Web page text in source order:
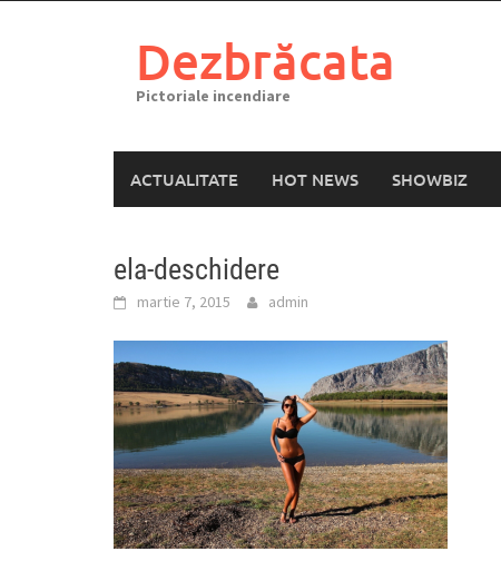
Dezbrăcata
Pictoriale incendiare
ACTUALITATE HOT NEWS SHOWBIZ
ela-deschidere
martie 7, 2015 admin